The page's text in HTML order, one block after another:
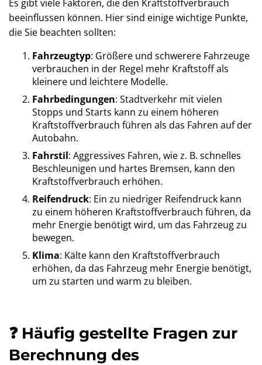
Es gibt viele Faktoren, die den Kraftstoffverbrauch
beeinflussen können. Hier sind einige wichtige Punkte,
die Sie beachten sollten:
Fahrzeugtyp: Größere und schwerere Fahrzeuge
verbrauchen in der Regel mehr Kraftstoff als
kleinere und leichtere Modelle.
Fahrbedingungen: Stadtverkehr mit vielen
Stopps und Starts kann zu einem höheren
Kraftstoffverbrauch führen als das Fahren auf der
Autobahn.
Fahrstil: Aggressives Fahren, wie z. B. schnelles
Beschleunigen und hartes Bremsen, kann den
Kraftstoffverbrauch erhöhen.
Reifendruck: Ein zu niedriger Reifendruck kann
zu einem höheren Kraftstoffverbrauch führen, da
mehr Energie benötigt wird, um das Fahrzeug zu
bewegen.
Klima: Kälte kann den Kraftstoffverbrauch
erhöhen, da das Fahrzeug mehr Energie benötigt,
um zu starten und warm zu bleiben.
❓ Häufig gestellte Fragen zur
Berechnung des